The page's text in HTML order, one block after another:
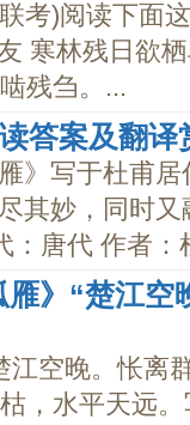
考)阅读下面
寒林残日欲
残刍。...
答案及翻译
》写于杜甫
其妙，同时
：唐代 作者：
雁》“楚江
江空晚。怅离
，水平天远